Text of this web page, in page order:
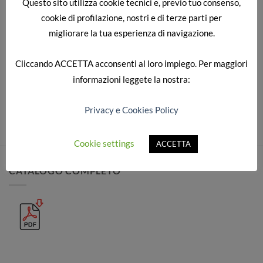
CATALOGO COMPLETO
cookie di profilazione, nostri e di terze parti per
migliorare la tua esperienza di navigazione.
CliccandoACCETTAacconsenti al loro impiego. Per maggiori
informazioni leggete la nostra:
Privacy e Cookies Policy
Cookie settings ACCETTA